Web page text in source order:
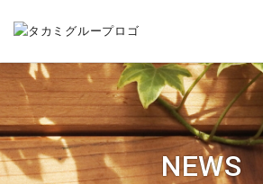
NEWS